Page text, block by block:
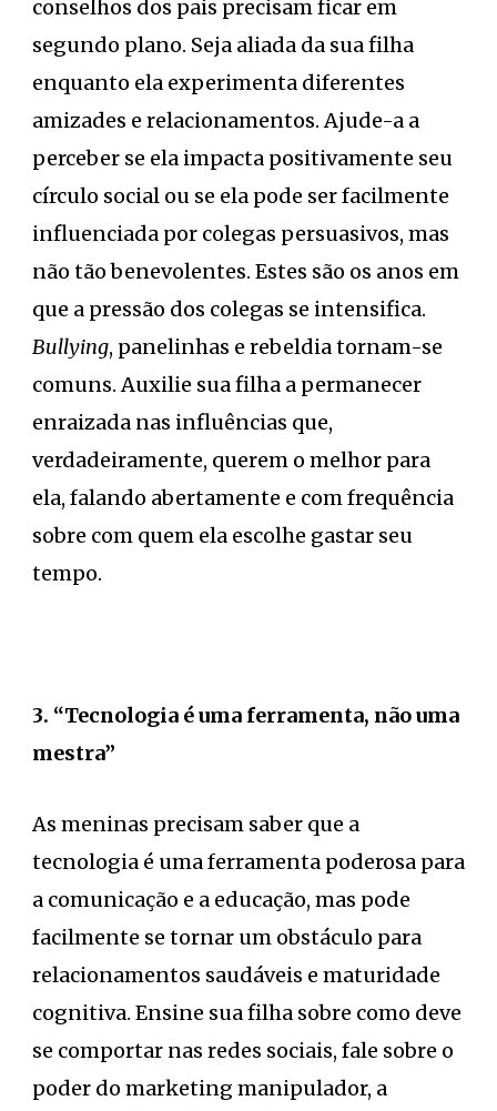
conselhos dos pais precisam ficar em
segundo plano. Seja aliada da sua filha
enquanto ela experimenta diferentes
amizades e relacionamentos. Ajude-a a
perceber se ela impacta positivamente seu
círculo social ou se ela pode ser facilmente
influenciada por colegas persuasivos, mas
não tão benevolentes. Estes são os anos em
que a pressão dos colegas se intensifica.
Bullying, panelinhas e rebeldia tornam-se
comuns. Auxilie sua filha a permanecer
enraizada nas influências que,
verdadeiramente, querem o melhor para
ela, falando abertamente e com frequência
sobre com quem ela escolhe gastar seu
tempo.
3. “Tecnologia é uma ferramenta, não uma
mestra”
As meninas precisam saber que a
tecnologia é uma ferramenta poderosa para
a comunicação e a educação, mas pode
facilmente se tornar um obstáculo para
relacionamentos saudáveis ​​e maturidade
cognitiva. Ensine sua filha sobre como deve
se comportar nas redes sociais, fale sobre o
poder do marketing manipulador, a